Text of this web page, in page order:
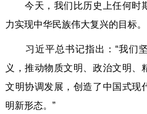
今天，我们比历史上任何时
力实现中华民族伟大复兴的目标。
习近平总书记指出：“我们坚
义，推动物质文明、政治文明、
文明协调发展，创造了中国式现
明新形态。”